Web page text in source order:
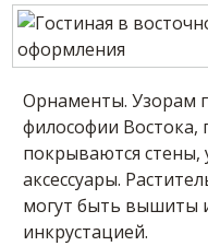
Орнаменты. Узорам
философии
покрываются стены,
аксессуары.
могут быть вышиты
инкрустацией.